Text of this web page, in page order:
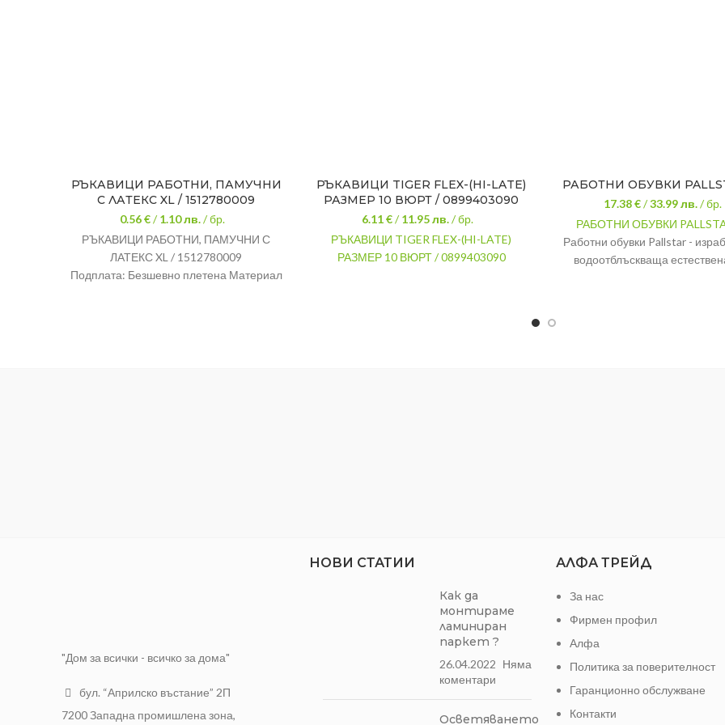
РЪКАВИЦИ РАБОТНИ, ПАМУЧНИ
С ЛАТЕКС XL / 1512780009
0.56 €/1.10лв. / бр.
РЪКАВИЦИ РАБОТНИ, ПАМУЧНИ С
ЛАТЕКС XL / 1512780009
Подплата: Безшевно плетена Материал
Безшевно плетени за максимален
комфорт и предпазване от
РЪКАВИЦИ TIGER FLEX-(HI-LATE)
РАЗМЕР 10 ВЮРТ / 0899403090
6.11 €/11.95лв. / бр.
РЪКАВИЦИ TIGER FLEX-(HI-LATE)
РАЗМЕР 10 ВЮРТ / 0899403090
РАБОТНИ ОБУВКИ
17.38 €/33.99лв. / бр.
РАБОТНИ ОБУВКИ
Работни обувки Pallstar -
водоотблъскваща
"Дом за всички - всичко за дома"
бул. “Априлско въстание” 2П
7200 Западна промишлена зона,
НОВИ СТАТИИ
Как да
монтираме
ламиниран
паркет ?
26.04.2022 Няма
коментари
Осветяването
АЛФА ТРЕЙД
За нас
Фирмен профил
Алфа
Политика за поверителност
Гаранционно обслужване
Контакти